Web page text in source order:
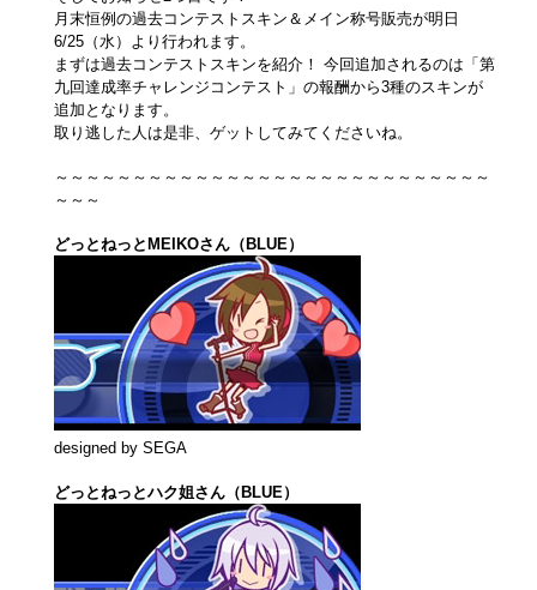
月末恒例の過去コンテストスキン＆メイン称号販売が明日
6/25（水）より行われます。
まずは過去コンテストスキンを紹介！ 今回追加されるのは「第
九回達成率チャレンジコンテスト」の報酬から3種のスキンが
追加となります。
取り逃した人は是非、ゲットしてみてくださいね。
～～～～～～～～～～～～～～～～～～～～～～～～～～～～
～～～
どっとねっとMEIKOさん（BLUE）
designed by SEGA
どっとねっとハク姐さん（BLUE）